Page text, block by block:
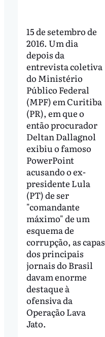
15 de setembro de
2016. Um dia
depois da
entrevista coletiva
do Ministério
Público Federal
(MPF) em Curitiba
(PR), em que o
então procurador
Deltan Dallagnol
exibiu o famoso
PowerPoint
acusando o ex-
presidente Lula
(PT) de ser
"comandante
máximo" de um
esquema de
corrupção, as capas
dos principais
jornais do Brasil
davam enorme
destaque à
ofensiva da
Operação Lava
Jato.